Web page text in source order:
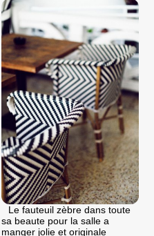
Le fauteuil zèbre dans toute
sa beaute pour la salle a
manger jolie et originale